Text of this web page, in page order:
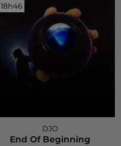
18h46
18h46
DJO
End Of Beginning